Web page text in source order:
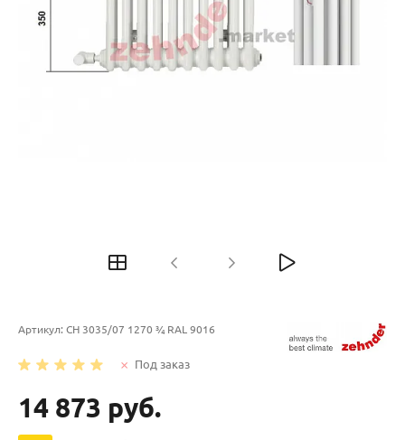
Артикул: CH 3035/07 1270 ¾ RAL 9016
Под заказ
14 873 руб.